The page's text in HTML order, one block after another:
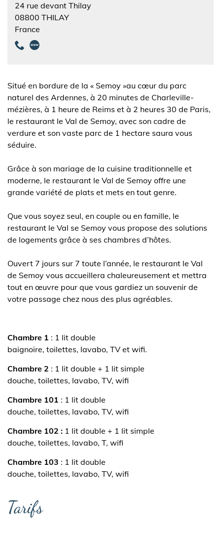
24 rue devant Thilay
08800 THILAY
France
Situé en bordure de la « Semoy »au cœur du parc
naturel des Ardennes, à 20 minutes de Charleville-
mézières, à 1 heure de Reims et à 2 heures 30 de Paris,
le restaurant le Val de Semoy, avec son cadre de
verdure et son vaste parc de 1 hectare saura vous
séduire.
Grâce à son mariage de la cuisine traditionnelle et
moderne, le restaurant le Val de Semoy offre une
grande variété de plats et mets en tout genre.
Que vous soyez seul, en couple ou en famille, le
restaurant le Val se Semoy vous propose des solutions
de logements grâce à ses chambres d’hôtes.
Ouvert 7 jours sur 7 toute l’année, le restaurant le Val
de Semoy vous accueillera chaleureusement et mettra
tout en œuvre pour que vous gardiez un souvenir de
votre passage chez nous des plus agréables.
Chambre 1 : 1 lit double
baignoire, toilettes, lavabo, TV et wifi.
Chambre 2 : 1 lit double + 1 lit simple
douche, toilettes, lavabo, TV, wifi
Chambre 101 : 1 lit double
douche, toilettes, lavabo, TV, wifi
Chambre 102 : 1 lit double + 1 lit simple
douche, toilettes, lavabo, T, wifi
Chambre 103 : 1 lit double
douche, toilettes, lavabo, TV, wifi
Tarifs